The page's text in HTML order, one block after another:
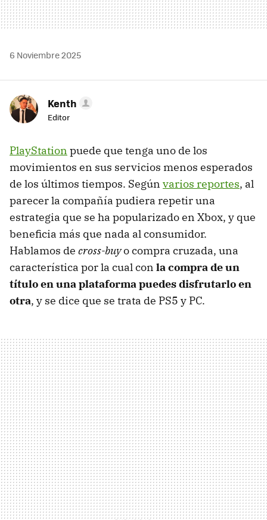
6 Noviembre 2025
Kenth
Editor
PlayStation puede que tenga uno de los
movimientos en sus servicios menos esperados
de los últimos tiempos. Según varios reportes, al
parecer la compañía pudiera repetir una
estrategia que se ha popularizado en Xbox, y que
beneficia más que nada al consumidor.
Hablamos de cross-buyo compra cruzada, una
característica por la cual con la compra de un
título en una plataforma puedes disfrutarlo en
otra, y se dice que se trata de PS5 y PC.